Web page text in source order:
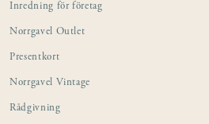
Inredning för företag
Norrgavel Outlet
Presentkort
Norrgavel Vintage
Rådgivning